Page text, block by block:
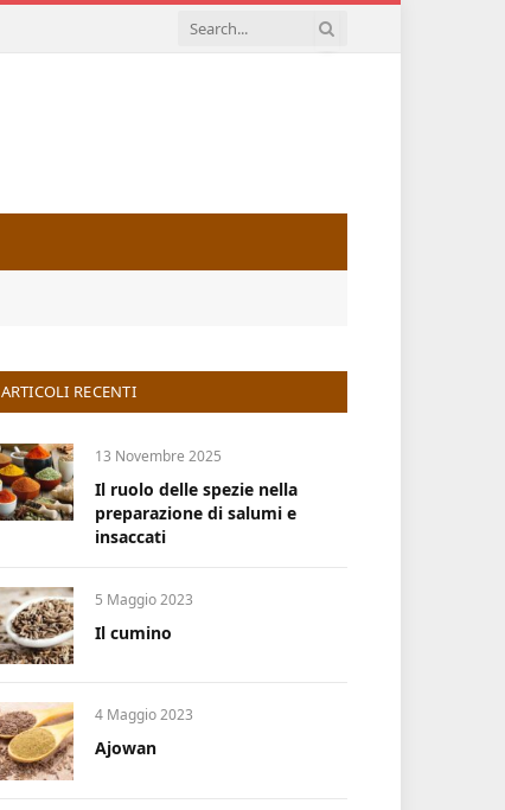
ARTICOLI RECENTI
13 Novembre 2025
Il ruolo delle spezie nella
preparazione di salumi e
insaccati
5 Maggio 2023
Il cumino
4 Maggio 2023
Ajowan